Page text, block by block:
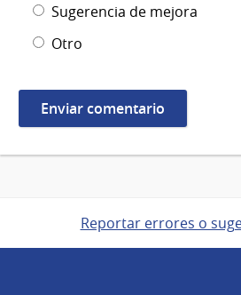
Sugerencia de mejora
Otro
Reportar errores o